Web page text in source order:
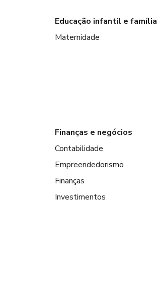
Educação infantil e família
Maternidade
Finanças e negócios
Contabilidade
Empreendedorismo
Finanças
Investimentos